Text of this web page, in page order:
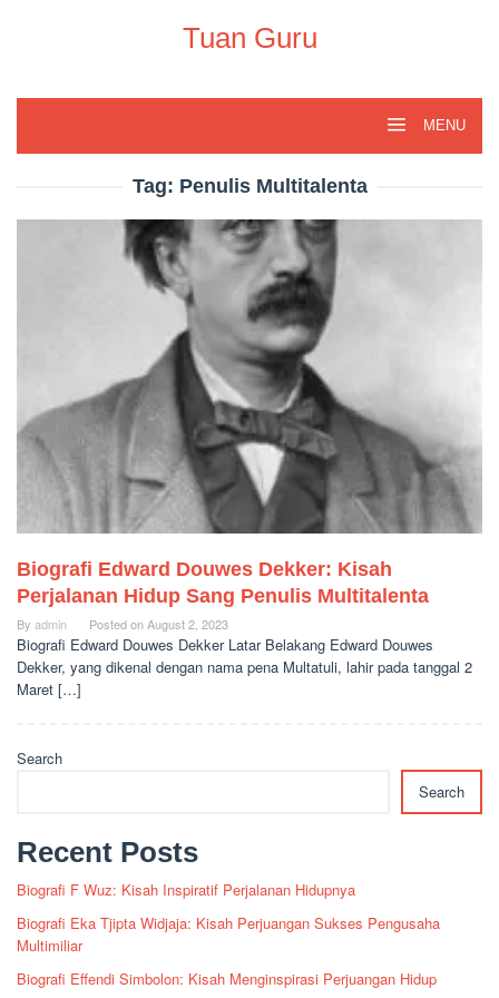
Tuan Guru
MENU
Tag: Penulis Multitalenta
Biografi Edward Douwes Dekker: Kisah
Perjalanan Hidup Sang Penulis Multitalenta
By admin Posted onAugust 2, 2023
Biografi Edward Douwes Dekker Latar Belakang Edward Douwes
Dekker, yang dikenal dengan nama pena Multatuli, lahir pada tanggal 2
Maret […]
Search
Search
Recent Posts
Biografi F Wuz: Kisah Inspiratif Perjalanan Hidupnya
Biografi Eka Tjipta Widjaja: Kisah Perjuangan Sukses Pengusaha
Multimiliar
Biografi Effendi Simbolon: Kisah Menginspirasi Perjuangan Hidup